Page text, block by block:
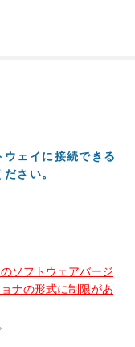
ェイに接続できる
さい。
ソフトウェアバージ
ナの形式に制限があ